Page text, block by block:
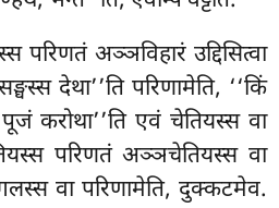
परिणतं अञ्ञविहारं उद्दिसित्वा
देथा’’ति परिणामेति, ‘‘किं
करोथा’’ति एवं चेतियस्स वा
परिणतं अञ्ञचेतियस्स वा
वा परिणामेति, दुक्कटमेव.